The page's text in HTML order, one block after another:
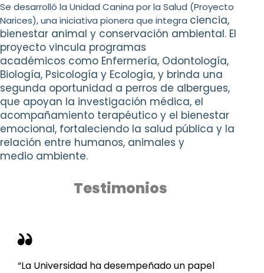
Se desarrolló la Unidad Canina por la Salud (Proyecto
Narices), una iniciativa pionera que integra ciencia,
bienestar animal y conservación ambiental. El
proyecto vincula programas
académicos como Enfermería, Odontología,
Biología, Psicología y Ecología, y brinda una
segunda oportunidad a perros de albergues,
que apoyan la investigación médica, el
acompañamiento terapéutico y el bienestar
emocional, fortaleciendo la salud pública y la
relación entre humanos, animales y
medio ambiente.
Testimonios
“La Universidad ha desempeñado un papel